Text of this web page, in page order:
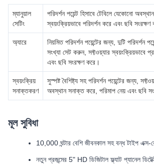
ম্যানুয়াল
সেটিং
পরিদর্শন পয়েন্ট হিসাবে টেবিলে যেকোনো
স্বয়ংক্রিয়ভাবে পরিদর্শন করে এবং ছবি সংরক্ষণ
অ্যারে
নিয়মিত পরিদর্শন পয়েন্টের জন্য, দুটি পরিদর্শন
সংখ্যা সেট করুন, সফ্টওয়্যার স্বয়ংক্রিয়ভাবে
এবং ছবি সংরক্ষণ করে।
স্বয়ংক্রিয়
সনাক্তকরণ
সুস্পষ্ট বৈশিষ্ট্য সহ পরিদর্শন পয়েন্টের জন্য,
অবস্থান সনাক্ত করে, পরিমাপ নেয় এবং ছবি
মূল সুবিধা
10,000 ঘন্টার বেশি জীবনকাল সহ বন্ধ টাইপ এক্স-
নতুন প্রজন্মের 5" HD ডিজিটাল ফ্ল্যাট প্যানেল